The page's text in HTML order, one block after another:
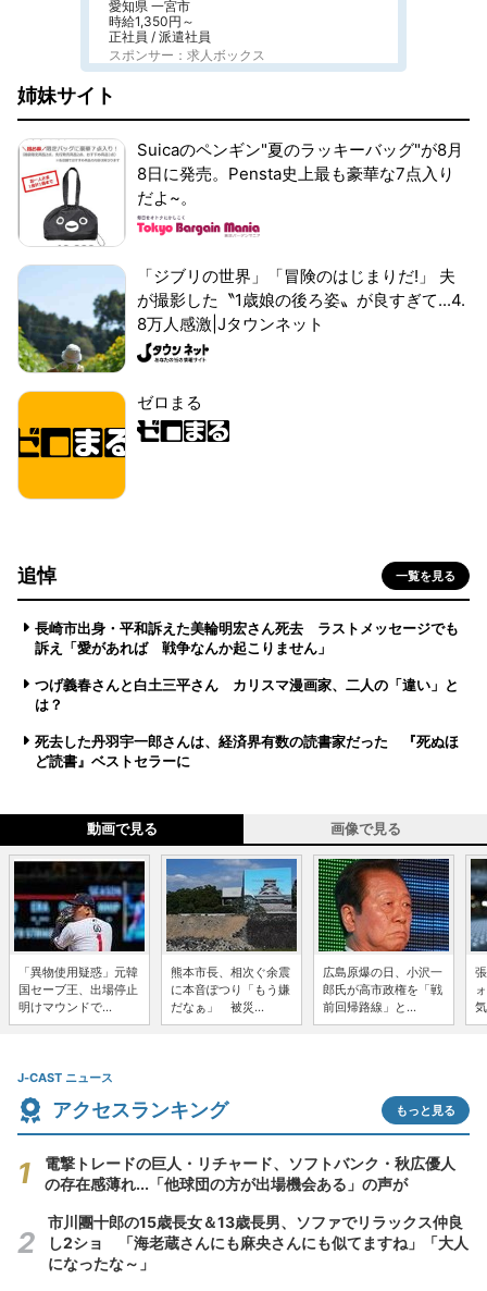
愛知県 一宮市
時給1,350円～
正社員 / 派遣社員
スポンサー：求人ボックス
姉妹サイト
Suicaのペンギン"夏のラッキーバッグ"が8月
8日に発売。Pensta史上最も豪華な7点入り
だよ~。
「ジブリの世界」「冒険のはじまりだ!」 夫
が撮影した〝1歳娘の後ろ姿〟が良すぎて...4.
8万人感激|Jタウンネット
ゼロまる
追悼 一覧を見る
長崎市出身・平和訴えた美輪明宏さん死去 ラストメッセージでも
訴え「愛があれば 戦争なんか起こりません」
つげ義春さんと白土三平さん カリスマ漫画家、二人の「違い」と
は？
死去した丹羽宇一郎さんは、経済界有数の読書家だった 『死ぬほ
ど読書』ベストセラーに
動画で見る 画像で見る
「異物使用疑惑」元韓
国セーブ王、出場停止
明けマウンドで...
熊本市長、相次ぐ余震
に本音ぽつり「もう嫌
だなぁ」 被災...
広島原爆の日、小沢一
郎氏が高市政権を「戦
前回帰路線」と...
J-CAST ニュース
アクセスランキング もっと見る
電撃トレードの巨人・リチャード、ソフトバンク・秋広優人
の存在感薄れ...「他球団の方が出場機会ある」の声が
市川團十郎の15歳長女＆13歳長男、ソファでリラックス仲良
し2ショ 「海老蔵さんにも麻央さんにも似てますね」「大人
になったな～」